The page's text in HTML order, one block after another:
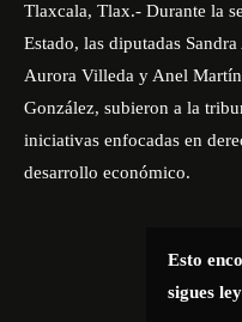
Tlaxcala, Tlax.- Durante la
Estado, las diputadas
Aurora Villeda y Anel
González, subieron a la
iniciativas enfocadas en
desarrollo económico.
Esto
sigues